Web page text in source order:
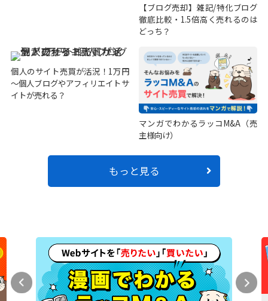
【ブログ売却】雑記/特化ブログ
徹底比較・1.5倍高く売れるのは
どっち？
個人のサイト売買が活況！1万円
～個人ブログやアフィリエイトサ
イトが売れる？
マンガでわかるラッコM&A（売
主様向け）
もっと見る